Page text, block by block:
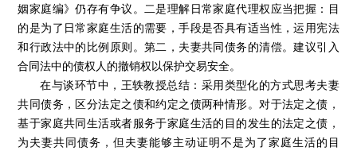
姻家庭编》仍存有争议。二是理解日常家庭代理权应当把握：目
的是为了日常家庭生活的需要，手段是否具有适当性，运用宪法
和行政法中的比例原则。第二，夫妻共同债务的清偿。建议引入
合同法中的债权人的撤销权以保护交易安全。
在与谈环节中，王轶教授总结：采用类型化的方式思考夫妻
共同债务，区分法定之债和约定之债两种情形。对于法定之债，
基于家庭共同生活或者服务于家庭生活的目的发生的法定之债，
为夫妻共同债务，但夫妻能够主动证明不是为了家庭生活的目